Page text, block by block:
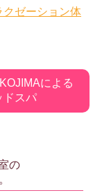
クゼーション体
による
ドスパ
の